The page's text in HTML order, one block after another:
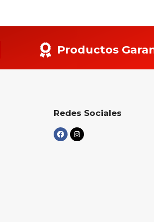
Productos
Redes Sociales